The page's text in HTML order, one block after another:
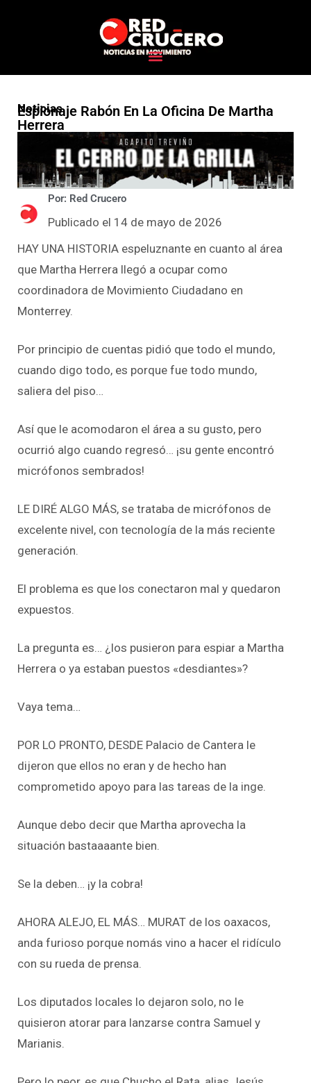
Noticias
Espionaje Rabón En La Oficina De Martha
Herrera
Por: Red Crucero
Publicado el 14 de mayo de 2026
HAY UNA HISTORIA espeluznante en cuanto al área
que Martha Herrera llegó a ocupar como
coordinadora de Movimiento Ciudadano en
Monterrey.
Por principio de cuentas pidió que todo el mundo,
cuando digo todo, es porque fue todo mundo,
saliera del piso…
Así que le acomodaron el área a su gusto, pero
ocurrió algo cuando regresó… ¡su gente encontró
micrófonos sembrados!
LE DIRÉ ALGO MÁS, se trataba de micrófonos de
excelente nivel, con tecnología de la más reciente
generación.
El problema es que los conectaron mal y quedaron
expuestos.
La pregunta es… ¿los pusieron para espiar a Martha
Herrera o ya estaban puestos «desdiantes»?
Vaya tema…
POR LO PRONTO, DESDE Palacio de Cantera le
dijeron que ellos no eran y de hecho han
comprometido apoyo para las tareas de la inge.
Aunque debo decir que Martha aprovecha la
situación bastaaaante bien.
Se la deben… ¡y la cobra!
AHORA ALEJO, EL MÁS… MURAT de los oaxacos,
anda furioso porque nomás vino a hacer el ridículo
con su rueda de prensa.
Los diputados locales lo dejaron solo, no le
quisieron atorar para lanzarse contra Samuel y
Marianis.